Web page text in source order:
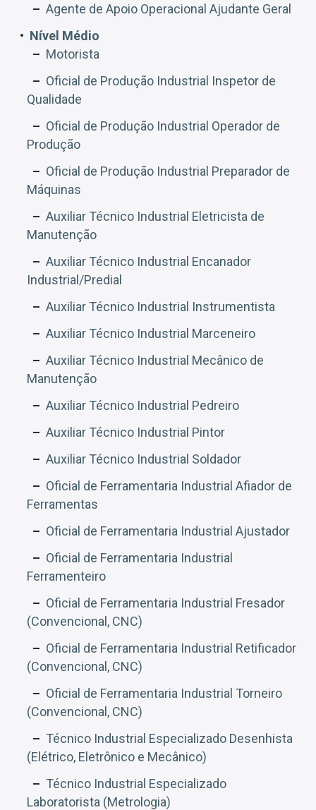
Agente de Apoio Operacional Ajudante Geral
Nível Médio
Motorista
Oficial de Produção Industrial Inspetor de
Qualidade
Oficial de Produção Industrial Operador de
Produção
Oficial de Produção Industrial Preparador de
Máquinas
Auxiliar Técnico Industrial Eletricista de
Manutenção
Auxiliar Técnico Industrial Encanador
Industrial/Predial
Auxiliar Técnico Industrial Instrumentista
Auxiliar Técnico Industrial Marceneiro
Auxiliar Técnico Industrial Mecânico de
Manutenção
Auxiliar Técnico Industrial Pedreiro
Auxiliar Técnico Industrial Pintor
Auxiliar Técnico Industrial Soldador
Oficial de Ferramentaria Industrial Afiador de
Ferramentas
Oficial de Ferramentaria Industrial Ajustador
Oficial de Ferramentaria Industrial
Ferramenteiro
Oficial de Ferramentaria Industrial Fresador
(Convencional, CNC)
Oficial de Ferramentaria Industrial Retificador
(Convencional, CNC)
Oficial de Ferramentaria Industrial Torneiro
(Convencional, CNC)
Técnico Industrial Especializado Desenhista
(Elétrico, Eletrônico e Mecânico)
Técnico Industrial Especializado
Laboratorista (Metrologia)